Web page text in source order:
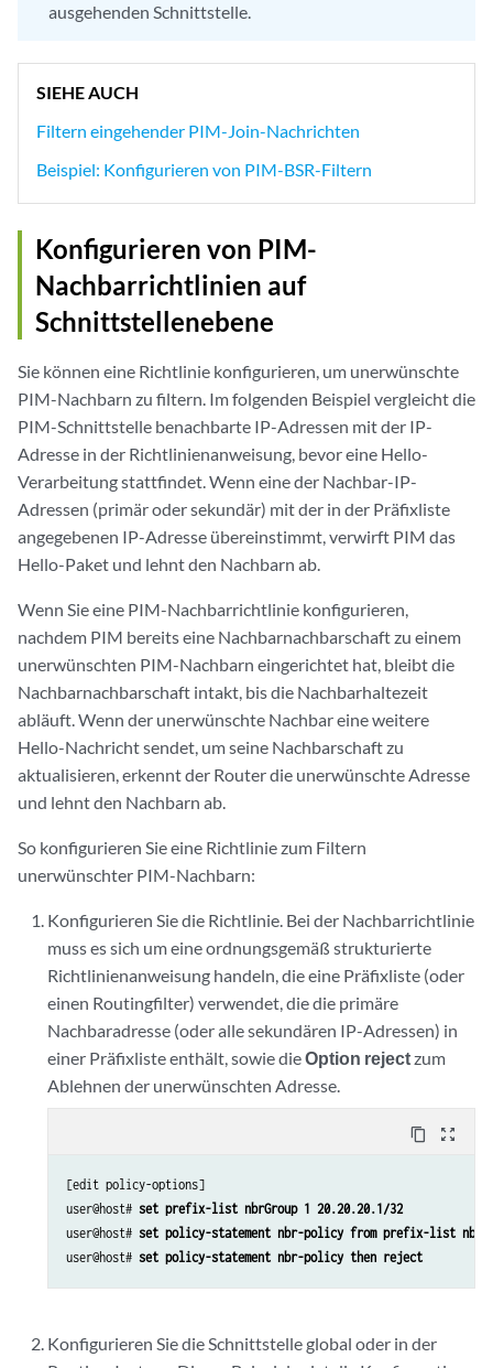
ausgehenden Schnittstelle.
SIEHE AUCH
Filtern eingehender PIM-Join-Nachrichten
Beispiel: Konfigurieren von PIM-BSR-Filtern
Konfigurieren von PIM-
Nachbarrichtlinien auf
Schnittstellenebene
Sie können eine Richtlinie konfigurieren, um unerwünschte
PIM-Nachbarn zu filtern. Im folgenden Beispiel vergleicht die
PIM-Schnittstelle benachbarte IP-Adressen mit der IP-
Adresse in der Richtlinienanweisung, bevor eine Hello-
Verarbeitung stattfindet. Wenn eine der Nachbar-IP-
Adressen (primär oder sekundär) mit der in der Präfixliste
angegebenen IP-Adresse übereinstimmt, verwirft PIM das
Hello-Paket und lehnt den Nachbarn ab.
Wenn Sie eine PIM-Nachbarrichtlinie konfigurieren,
nachdem PIM bereits eine Nachbarnachbarschaft zu einem
unerwünschten PIM-Nachbarn eingerichtet hat, bleibt die
Nachbarnachbarschaft intakt, bis die Nachbarhaltezeit
abläuft. Wenn der unerwünschte Nachbar eine weitere
Hello-Nachricht sendet, um seine Nachbarschaft zu
aktualisieren, erkennt der Router die unerwünschte Adresse
und lehnt den Nachbarn ab.
So konfigurieren Sie eine Richtlinie zum Filtern
unerwünschter PIM-Nachbarn:
Konfigurieren Sie die Richtlinie. Bei der Nachbarrichtlinie
muss es sich um eine ordnungsgemäß strukturierte
Richtlinienanweisung handeln, die eine Präfixliste (oder
einen Routingfilter) verwendet, die die primäre
Nachbaradresse (oder alle sekundären IP-Adressen) in
einer Präfixliste enthält, sowie dieOption rejectzum
Ablehnen der unerwünschten Adresse.
content_copy zoom_out_map
[edit policy-options]
user@host# set prefix-list nbrGroup 1 20.20.20.1/32
user@host# set policy-statement nbr-policy from prefix-list
user@host# set policy-statement nbr-policy then reject
Konfigurieren Sie die Schnittstelle global oder in der